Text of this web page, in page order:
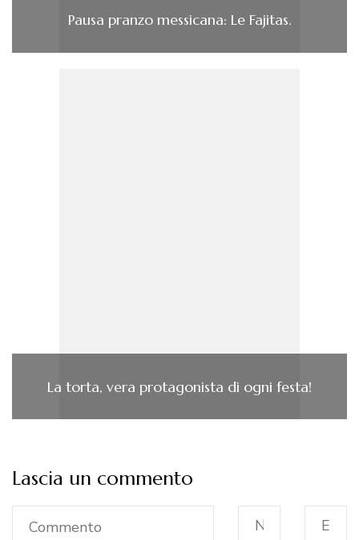
Pausa pranzo messicana: Le Fajitas.
La torta, vera protagonista di ogni festa!
Lascia un commento